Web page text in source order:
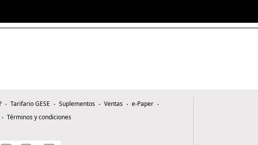
Tarifario GESE Suplementos Ventas
e-Paper
Términos y condiciones